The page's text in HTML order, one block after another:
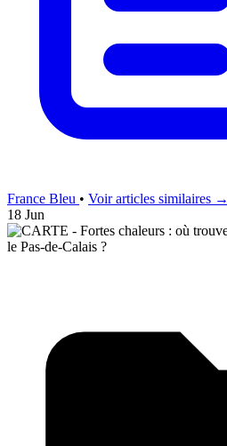
France Bleu • Voir articles similaires →
18 Jun